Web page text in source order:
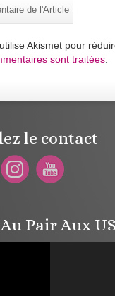
Akismet pour
sont traitées
le contact
Pair Aux